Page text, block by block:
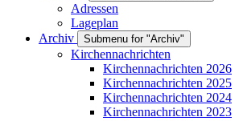
Adressen
Lageplan
Archiv
Submenu for "Archiv"
Kirchennachrichten
Kirchennachrichten 2026
Kirchennachrichten 2025
Kirchennachrichten 2024
Kirchennachrichten 2023